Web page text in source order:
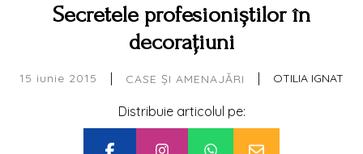
Secretele profesioniștilor în
decorațiuni
15 iunie 2015 | CASE ȘI AMENAJĂRI | OTILIA IGNAT
Distribuie articolul pe: